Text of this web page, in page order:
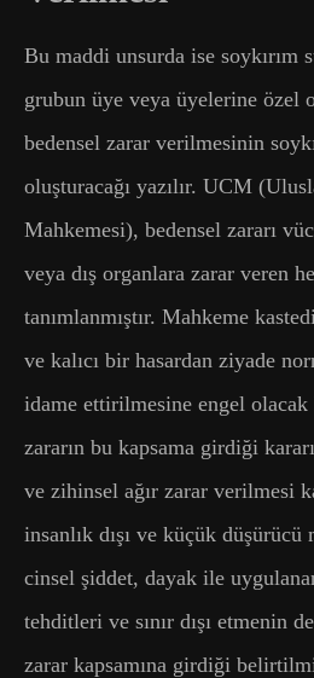
Bu maddi unsurda ise soykırım
grubun üye veya üyelerine özel
bedensel zarar verilmesinin
oluşturacağı yazılır. UCM
Mahkemesi), bedensel zararı
veya dış organlara zarar veren
tanımlanmıştır. Mahkeme
ve kalıcı bir hasardan ziyade
idame ettirilmesine engel
zararın bu kapsama girdiği
ve zihinsel ağır zarar verilmesi
insanlık dışı ve küçük
cinsel şiddet, dayak ile
tehditleri ve sınır dışı etmenin
zarar kapsamına girdiği